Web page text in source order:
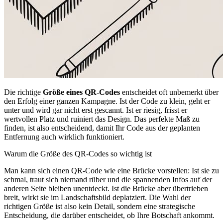
Die richtige Größe eines QR-Codes entscheidet oft unbemerkt über
den Erfolg einer ganzen Kampagne. Ist der Code zu klein, geht er
unter und wird gar nicht erst gescannt. Ist er riesig, frisst er
wertvollen Platz und ruiniert das Design. Das perfekte Maß zu
finden, ist also entscheidend, damit Ihr Code aus der geplanten
Entfernung auch wirklich funktioniert.
Warum die Größe des QR-Codes so wichtig ist
Man kann sich einen QR-Code wie eine Brücke vorstellen: Ist sie zu
schmal, traut sich niemand rüber und die spannenden Infos auf der
anderen Seite bleiben unentdeckt. Ist die Brücke aber übertrieben
breit, wirkt sie im Landschaftsbild deplatziert. Die Wahl der
richtigen Größe ist also kein Detail, sondern eine strategische
Entscheidung, die darüber entscheidet, ob Ihre Botschaft ankommt.